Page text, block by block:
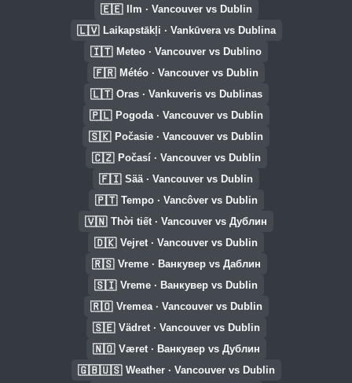
🇪🇪 Ilm · Vancouver vs Dublin
🇱🇻 Laikapstākļi · Vankūvera vs Dublina
🇮🇹 Meteo · Vancouver vs Dublino
🇫🇷 Météo · Vancouver vs Dublin
🇱🇹 Oras · Vankuveris vs Dublinas
🇵🇱 Pogoda · Vancouver vs Dublin
🇸🇰 Počasie · Vancouver vs Dublin
🇨🇿 Počasí · Vancouver vs Dublin
🇫🇮 Sää · Vancouver vs Dublin
🇵🇹 Tempo · Vancôver vs Dublin
🇻🇳 Thời tiết · Vancouver vs Дублин
🇩🇰 Vejret · Vancouver vs Dublin
🇷🇸 Vreme · Ванкувер vs Даблин
🇸🇮 Vreme · Ванкувер vs Dublin
🇷🇴 Vremea · Vancouver vs Dublin
🇸🇪 Vädret · Vancouver vs Dublin
🇳🇴 Været · Ванкувер vs Дублин
🇬🇧🇺🇸 Weather · Vancouver vs Dublin